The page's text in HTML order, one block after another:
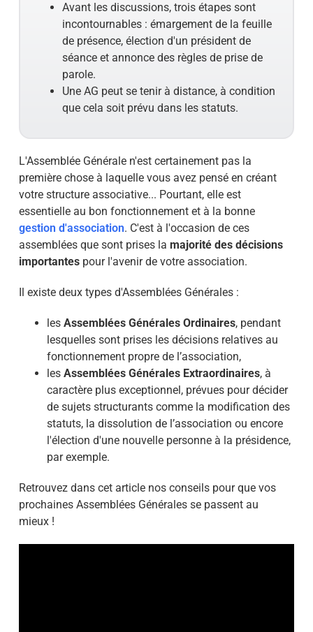
Avant les discussions, trois étapes sont
incontournables : émargement de la feuille
de présence, élection d'un président de
séance et annonce des règles de prise de
parole.
Une AG peut se tenir à distance, à condition
que cela soit prévu dans les statuts.
L'Assemblée Générale n'est certainement pas la
première chose à laquelle vous avez pensé en créant
votre structure associative... Pourtant, elle est
essentielle au bon fonctionnement et à la bonne
gestion d'association. C'est à l'occasion de ces
assemblées que sont prises la majorité des décisions
importantespour l'avenir de votre association.
Il existe deux types d'Assemblées Générales :
les Assemblées Générales Ordinaires, pendant
lesquelles sont prises les décisions relatives au
fonctionnement propre de l’association,
les Assemblées Générales Extraordinaires, à
caractère plus exceptionnel, prévues pour décider
de sujets structurants comme la modification des
statuts, la dissolution de l’association ou encore
l'élection d'une nouvelle personne à la présidence,
par exemple.
Retrouvez dans cet article nos conseils pour que vos
prochaines Assemblées Générales se passent au
mieux !